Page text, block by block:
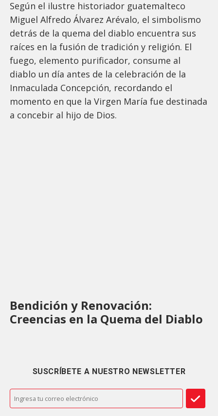
Según el ilustre historiador guatemalteco
Miguel Alfredo Álvarez Arévalo, el simbolismo
detrás de la quema del diablo encuentra sus
raíces en la fusión de tradición y religión. El
fuego, elemento purificador, consume al
diablo un día antes de la celebración de la
Inmaculada Concepción, recordando el
momento en que la Virgen María fue destinada
a concebir al hijo de Dios.
Bendición y Renovación:
Creencias en la Quema del Diablo
SUSCRÍBETE A NUESTRO NEWSLETTER